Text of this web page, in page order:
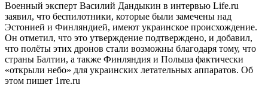
Военный эксперт Василий Дандыкин в интервью Life.ru
заявил, что беспилотники, которые были замечены над
Эстонией и Финляндией, имеют украинское происхождение.
Он отметил, что это утверждение подтверждено, и добавил,
что полёты этих дронов стали возможны благодаря тому, что
страны Балтии, а также Финляндия и Польша фактически
«открыли небо» для украинских летательных аппаратов. Об
этом пишет 1rre.ru